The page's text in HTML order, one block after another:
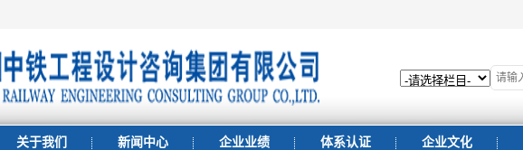
关于我们 新闻中心 企业业绩 体系认证 企业文化